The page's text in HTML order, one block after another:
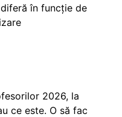
în funcție de
2026, la
ce este. O să fac